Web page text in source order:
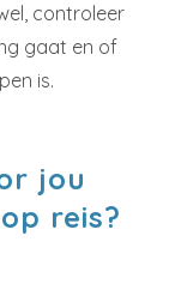
controleer
gaat en of
is.
jou
reis?